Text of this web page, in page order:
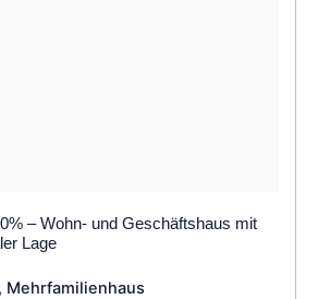
– Wohn- und Geschäftshaus mit
Lage
Mehrfamilienhaus